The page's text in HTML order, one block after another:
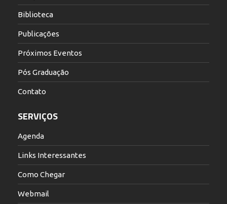
Biblioteca
Publicações
Próximos Eventos
Pós Graduação
Contato
SERVIÇOS
Agenda
Links Interessantes
Como Chegar
Webmail